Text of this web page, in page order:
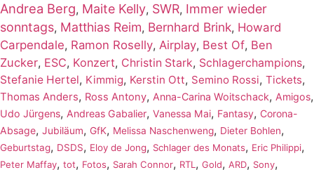
Andrea Berg, Maite Kelly, SWR, Immer wieder
sonntags, Matthias Reim, Bernhard Brink, Howard
Carpendale, Ramon Roselly, Airplay, Best Of, Ben
Zucker, ESC, Konzert, Christin Stark, Schlagerchampions,
Stefanie Hertel, Kimmig, Kerstin Ott, Semino Rossi, Tickets,
Thomas Anders, Ross Antony, Anna-Carina Woitschack, Amigos,
Udo Jürgens, Andreas Gabalier, Vanessa Mai, Fantasy, Corona-
Absage, Jubiläum, GfK, Melissa Naschenweng, Dieter Bohlen,
Geburtstag, DSDS, Eloy de Jong, Schlager des Monats, Eric Philippi,
Peter Maffay, tot, Fotos, Sarah Connor, RTL, Gold, ARD, Sony,